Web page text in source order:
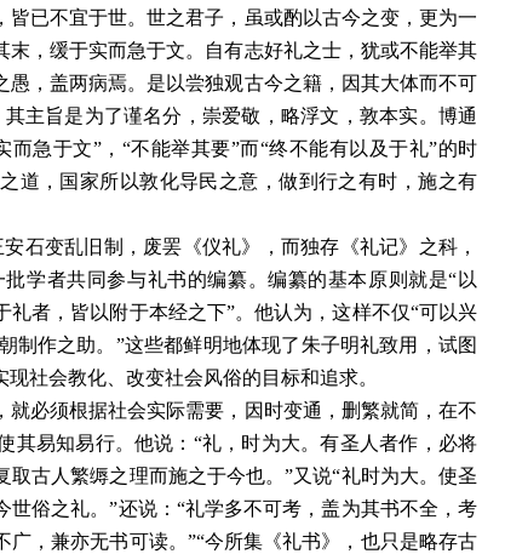
已不宜于世。世之君子，虽或酌以古今之变，更为一
，缓于实而急于文。自有志好礼之士，犹或不能举其
，盖两病焉。是以尝独观古今之籍，因其大体而不可
主旨是为了谨名分，崇爱敬，略浮文，敦本实。博通
急于文”，“不能举其要”而“终不能有以及于礼”的时
道，国家所以敦化导民之意，做到行之有时，施之有
石变乱旧制，废罢《仪礼》，而独存《礼记》之科，
学者共同参与礼书的编纂。编纂的基本原则就是“以
礼者，皆以附于本经之下”。他认为，这样不仅“可以兴
制作之助。”这些都鲜明地体现了朱子明礼致用，试图
社会教化、改变社会风俗的目标和追求。
就必须根据社会实际需要，因时变通，删繁就简，在不
其易知易行。他说：“礼，时为大。有圣人者作，必将
古人繁缛之理而施之于今也。”又说“礼时为大。使圣
俗之礼。”还说：“礼学多不可考，盖为其书不全，考
，兼亦无书可读。”“今所集《礼书》，也只是略存古